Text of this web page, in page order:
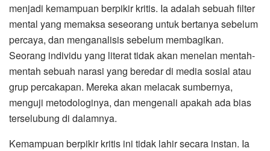
menjadi kemampuan berpikir kritis. Ia adalah sebuah filter
mental yang memaksa seseorang untuk bertanya sebelum
percaya, dan menganalisis sebelum membagikan.
Seorang individu yang literat tidak akan menelan mentah-
mentah sebuah narasi yang beredar di media sosial atau
grup percakapan. Mereka akan melacak sumbernya,
menguji metodologinya, dan mengenali apakah ada bias
terselubung di dalamnya.
Kemampuan berpikir kritis ini tidak lahir secara instan. Ia